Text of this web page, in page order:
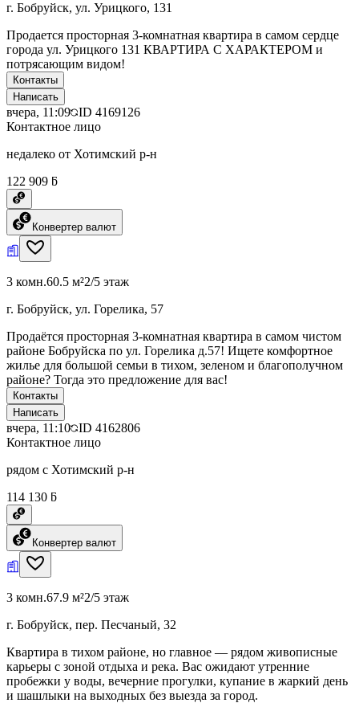
г. Бобруйск, ул. Урицкого, 131
Продается просторная 3-комнатная квартира в самом сердце
города ул. Урицкого 131 КВАРТИРА С ХАРАКТЕРОМ и
потрясающим видом!
Контакты
Написать
вчера, 11:09 ID 4169126
Контактное лицо
недалеко от Хотимский р-н
122 909 ƃ
Конвертер валют
3 комн.60.5 м²2/5 этаж
г. Бобруйск, ул. Горелика, 57
Продаётся просторная 3-комнатная квартира в самом чистом
районе Бобруйска по ул. Горелика д.57! Ищете комфортное
жилье для большой семьи в тихом, зеленом и благополучном
районе? Тогда это предложение для вас!
Контакты
Написать
вчера, 11:10 ID 4162806
Контактное лицо
рядом с Хотимский р-н
114 130 ƃ
Конвертер валют
3 комн.67.9 м²2/5 этаж
г. Бобруйск, пер. Песчаный, 32
Квартира в тихом районе, но главное — рядом живописные
карьеры с зоной отдыха и река. Вас ожидают утренние
пробежки у воды, вечерние прогулки, купание в жаркий день
и шашлыки на выходных без выезда за город.